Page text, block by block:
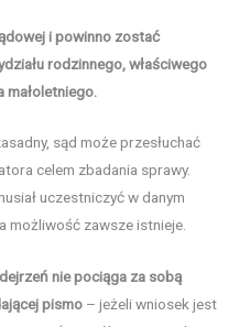
i powinno zostać
rodzinnego, właściwego
małoletniego.
sąd może przesłuchać
celem zbadania sprawy.
uczestniczyć w danym
możliwość zawsze istnieje.
nie pociąga za sobą
pismo – jeżeli wniosek jest